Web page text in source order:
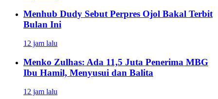
Menhub Dudy Sebut Perpres Ojol Bakal Terbit
Bulan Ini
12 jam lalu
Menko Zulhas: Ada 11,5 Juta Penerima MBG
Ibu Hamil, Menyusui dan Balita
12 jam lalu